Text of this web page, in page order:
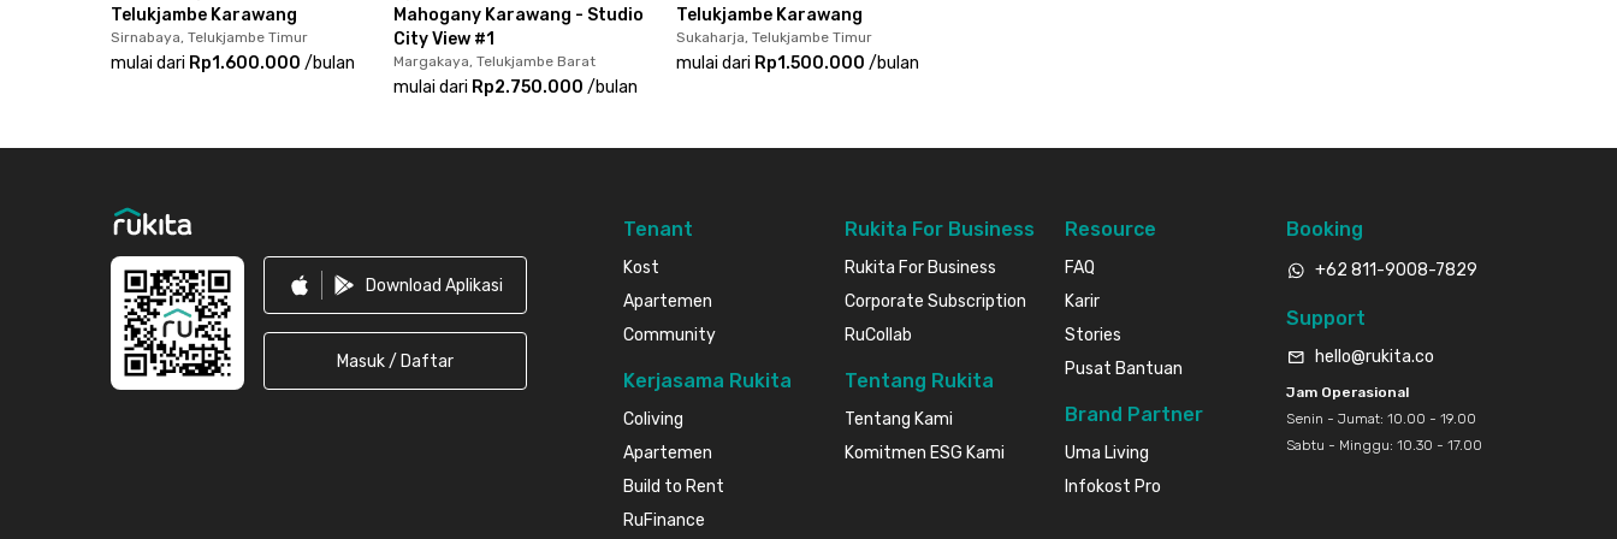
Telukjambe Karawang
Sirnabaya, Telukjambe Timur
mulai dari Rp1.600.000 /bulan
Mahogany Karawang - Studio
City View #1
Margakaya, Telukjambe Barat
mulai dari Rp2.750.000 /bulan
Telukjambe Karawang
Sukaharja, Telukjambe Timur
mulai dari Rp1.500.000 /bulan
Download Aplikasi
Masuk / Daftar
Tenant
Kost
Apartemen
Community
Kerjasama Rukita
Coliving
Apartemen
Build to Rent
RuFinance
Rukita For Business
Rukita For Business
Corporate Subscription
RuCollab
Tentang Rukita
Tentang Kami
Komitmen ESG Kami
Resource
FAQ
Karir
Stories
Pusat Bantuan
Brand Partner
Uma Living
Infokost Pro
Booking
+62 811-9008-7829
Support
hello@rukita.co
Jam Operasional
Senin - Jumat: 10.00 - 19.00
Sabtu - Minggu: 10.30 - 17.00